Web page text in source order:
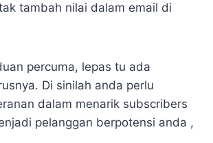
tambah nilai dalam email di
percuma, lepas tu ada
Di sinilah anda perlu
dalam menarik subscribers
pelanggan berpotensi anda ,